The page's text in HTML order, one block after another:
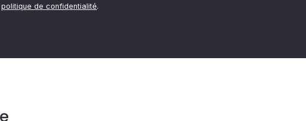
politique de confidentialité.